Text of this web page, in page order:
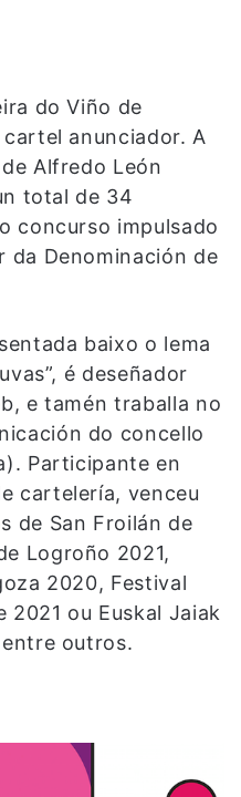
do Viño de
anunciador. A
Alfredo León
total de 34
concurso impulsado
da Denominación de
baixo o lema
é deseñador
e tamén traballa no
do concello
Participante en
cartelería, venceu
de San Froilán de
Logroño 2021,
2020, Festival
2021 ou Euskal Jaiak
entre outros.